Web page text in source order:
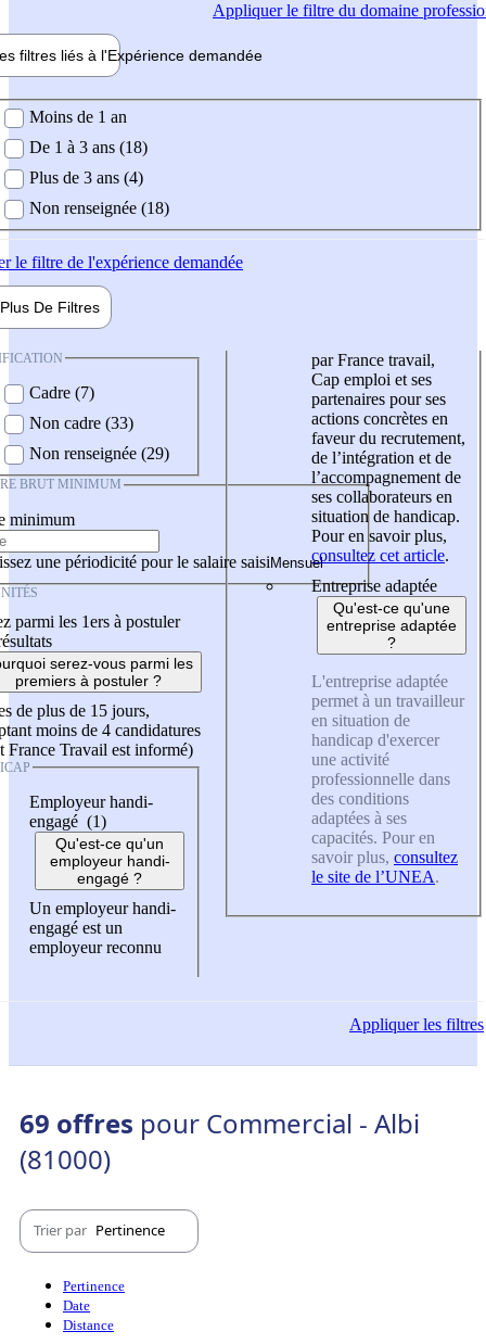
Appliquerle filtre du domaine
filtres liés à l'Expérience demandée
demandée
Moins de 1 an
De 1 à 3 ans (18)
Plus de 3 ans (4)
Non renseignée (18)
le filtre de l'expérience demandée
Plus De Filtres
Cadre (7)
Non cadre (33)
Non renseignée (29)
BRUT MINIMUM
minimum
une périodicité pour le salaire saisi
parmi les 1ers à postuler
serez-vous parmi les
premiers à postuler ?
de plus de 15 jours,
moins de 4 candidatures
France Travail est informé)
Employeur handi-
engagé (1)
Qu'est-ce qu'un
employeur handi-
engagé ?
Un employeur handi-
engagé est un
employeur reconnu
par France travail,
Cap emploi et ses
partenaires pour ses
actions concrètes en
faveur du recrutement,
de l’intégration et de
l’accompagnement de
ses collaborateurs en
situation de handicap.
Pour en savoir plus,
consultez cet article.
Entreprise adaptée
Qu'est-ce qu'une
entreprise adaptée
?
L'entreprise adaptée
permet à un travailleur
en situation de
handicap d'exercer
une activité
professionnelle dans
des conditions
adaptées à ses
capacités. Pour en
savoir plus, consultez
le site de l’UNEA.
Appliquerles filtres
69 offres pour Commercial - Albi
(81000)
Trier par Pertinence
Pertinence
Date
Distance